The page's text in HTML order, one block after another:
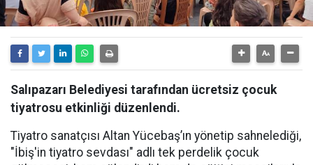
Salıpazarı Belediyesi tarafından ücretsiz çocuk
tiyatrosu etkinliği düzenlendi.
Tiyatro sanatçısı Altan Yücebaş’ın yönetip sahnelediği,
"İbiş'in tiyatro sevdası" adlı tek perdelik çocuk